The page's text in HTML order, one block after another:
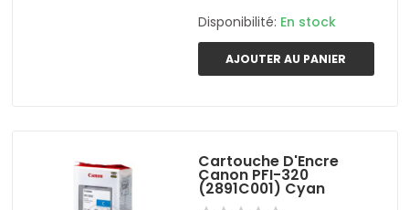
Disponibilité: En stock
AJOUTER AU PANIER
Cartouche D'Encre
Canon PFI-320
(2891C001) Cyan